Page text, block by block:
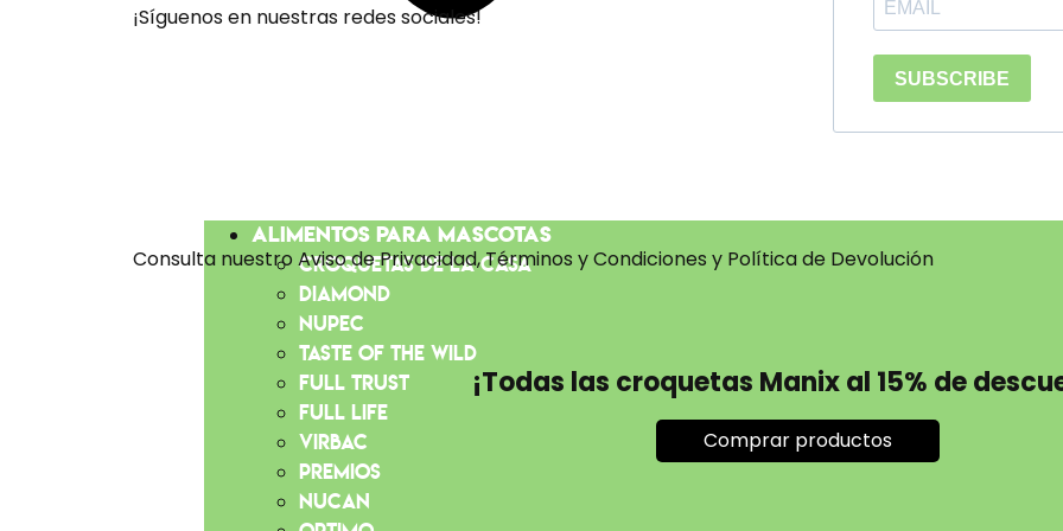
Alimentos para mascotas
Croquetas de la Casa
Diamond
Nupec
Taste of the Wild
Full Trust
Full Life
Virbac
Premios
Nucan
¡Síguenos en nuestras redes sociales!
Consulta nuestro Aviso de Privacidad, Términos y Condiciones y Política de Devolución
¡Todas las croquetas Manix al 15% de
Comprar productos